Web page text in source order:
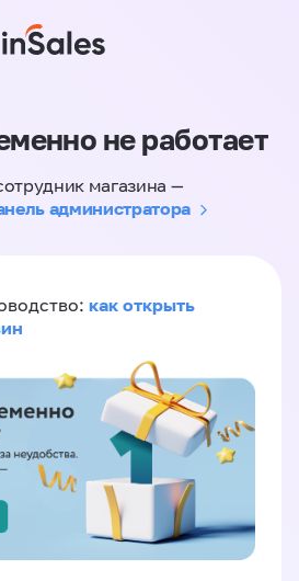
не работает
магазина —
администратора
как открыть